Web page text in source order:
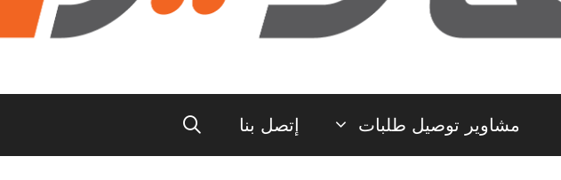
مشاوير توصيل طلبات إتصل بنا